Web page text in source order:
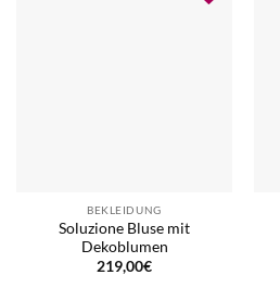
BEKLEIDUNG
Soluzione Bluse mit
Dekoblumen
219,00€